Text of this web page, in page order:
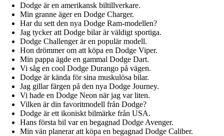
Dodge är en amerikansk biltillverkare.
Min granne äger en Dodge Charger.
Har du sett den nya Dodge Ram-modellen?
Jag tycker att Dodge bilar är väldigt sportiga.
Dodge Challenger är en populär modell.
Hon drömmer om att köpa en Dodge Viper.
Min pappa ägde en gammal Dodge Dart.
Vi såg en cool Dodge Durango på vägen.
Dodge är kända för sina muskulösa bilar.
Jag gillar färgen på den nya Dodge Journey.
Vi hade en Dodge Neon när jag var liten.
Vilken är din favoritmodell från Dodge?
Dodge är ett ikoniskt bilmärke från USA.
Hans första bil var en begagnad Dodge Avenger.
Min vän planerar att köpa en begagnad Dodge Caliber.